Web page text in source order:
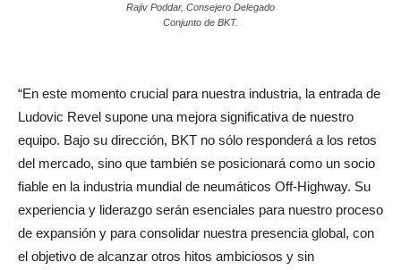
Rajiv Poddar, Consejero Delegado
Conjunto de BKT.
“En este momento crucial para nuestra industria, la entrada de
Ludovic Revel supone una mejora significativa de nuestro
equipo. Bajo su dirección, BKT no sólo responderá a los retos
del mercado, sino que también se posicionará como un socio
fiable en la industria mundial de neumáticos Off-Highway. Su
experiencia y liderazgo serán esenciales para nuestro proceso
de expansión y para consolidar nuestra presencia global, con
el objetivo de alcanzar otros hitos ambiciosos y sin